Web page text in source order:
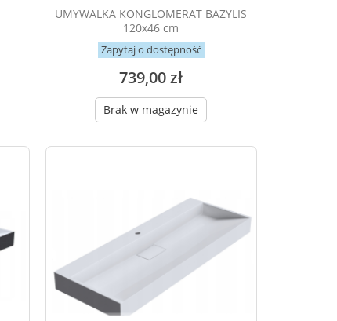
UMYWALKA KONGLOMERAT BAZYLIS
120x46 cm
Zapytaj o dostępność
739,00 zł
Brak w magazynie